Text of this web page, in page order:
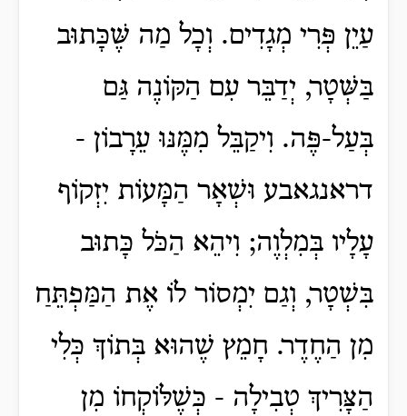
עַיֵן פְּרִי מְגָדִים. וְכָל מַה שֶּׁכָּתוּב
בַּשְּׁטָר, יְדַבֵּר עִם הַקּוֹנֶה גַּם
בְּעַל-פֶּה. וִיקַבֵּל מִמֶּנּוּ עֵרָבוֹן -
דראנגאבע וּשְׁאָר הַמָּעוֹת יִזְקוֹף
עָלָיו בְּמִלְוֶה; וִיהֵא הַכֹּל כָּתוּב
בִּשְׁטָר, וְגַם יִמְסוֹר לוֹ אֶת הַמַּפְתֵּחַ
מִן הַחֶדֶר. חָמֵץ שֶׁהוּא בְּתוֹךְ כְּלִי
הַצָּרִיךְ טְבִילָה - כְּשֶׁלּוֹקְחוֹ מִן